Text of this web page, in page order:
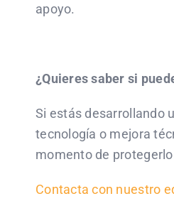
apoyo.
¿Quieres saber si
Si estás desarrollando
tecnología o mejora
momento de protegerlo
Contacta con nuestro